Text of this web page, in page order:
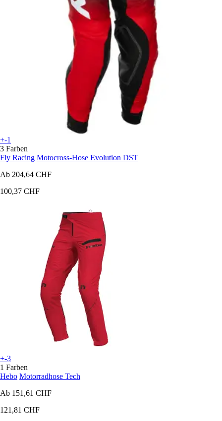
+-1
3 Farben
Fly Racing Motocross-Hose Evolution DST
Ab 204,64 CHF
100,37 CHF
+-3
1 Farben
Hebo Motorradhose Tech
Ab 151,61 CHF
121,81 CHF